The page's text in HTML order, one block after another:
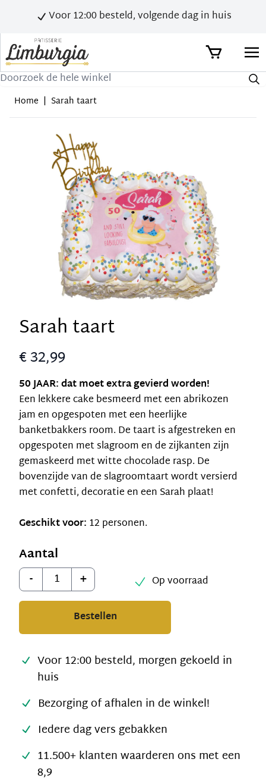
Voor 12:00 besteld, volgende dag in huis
Zoek
Home | Sarah taart
Sarah taart
€ 32,99
50 JAAR: dat moet extra gevierd worden!
Een lekkere cake besmeerd met een abrikozen
jam en opgespoten met een heerlijke
banketbakkers room. De taart is afgestreken en
opgespoten met slagroom en de zijkanten zijn
gemaskeerd met witte chocolade rasp. De
bovenzijde van de slagroomtaart wordt versierd
met confetti, decoratie en een Sarah plaat!
Geschikt voor: 12 personen.
Aantal
-
Aantal + Op voorraad
Bestellen
Voor 12:00 besteld, morgen gekoeld in
huis
Bezorging of afhalen in de winkel!
Iedere dag vers gebakken
11.500+ klanten waarderen ons met een
8,9